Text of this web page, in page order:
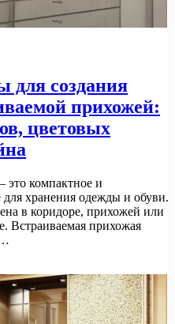
для создания
прихожей:
цветовых
это компактное и
хранения одежды и обуви.
в коридоре, прихожей или
Встраиваемая прихожая